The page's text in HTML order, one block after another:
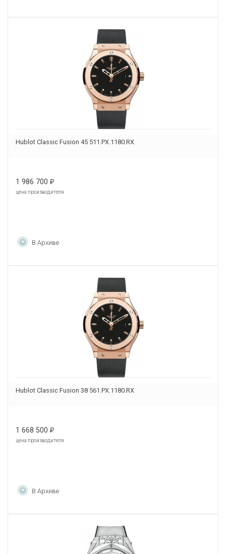
Hublot Classic Fusion 45 511.PX.1180.RX
1 986 700 ₽
цена производителя
В Архиве
Hublot Classic Fusion 38 561.PX.1180.RX
1 668 500 ₽
цена производителя
В Архиве